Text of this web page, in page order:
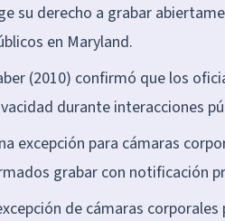
su derecho a grabar
en Maryland.
(2010) confirmó que los
durante interacciones
excepción para cámaras
grabar con notificación
de cámaras